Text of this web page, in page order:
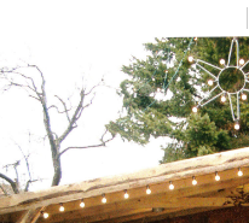
Freiwillige